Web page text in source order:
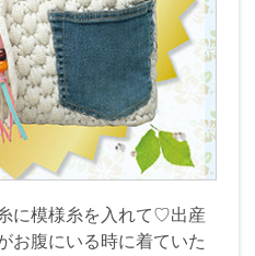
に模様糸を入れて♡出産
お腹にいる時に着ていた